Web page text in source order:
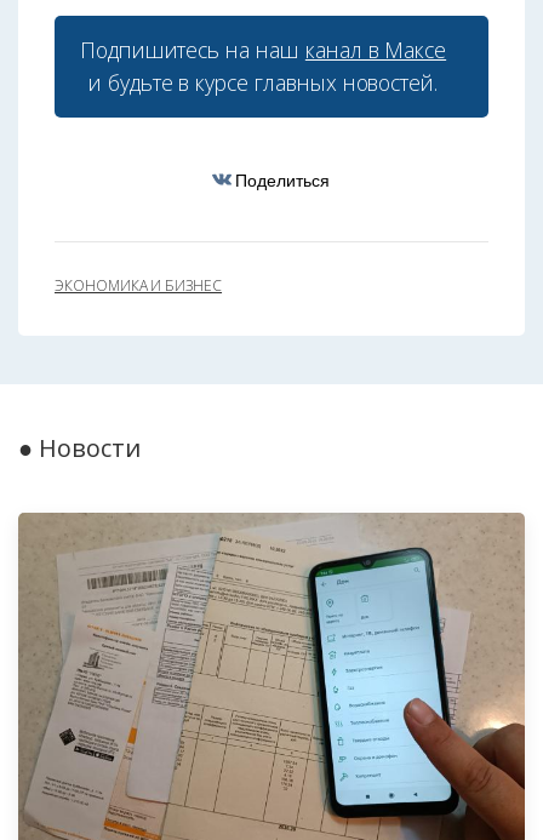
Подпишитесь на наш канал в Максе
и будьте в курсе главных новостей.
Поделиться
ЭКОНОМИКА И БИЗНЕС
● Новости